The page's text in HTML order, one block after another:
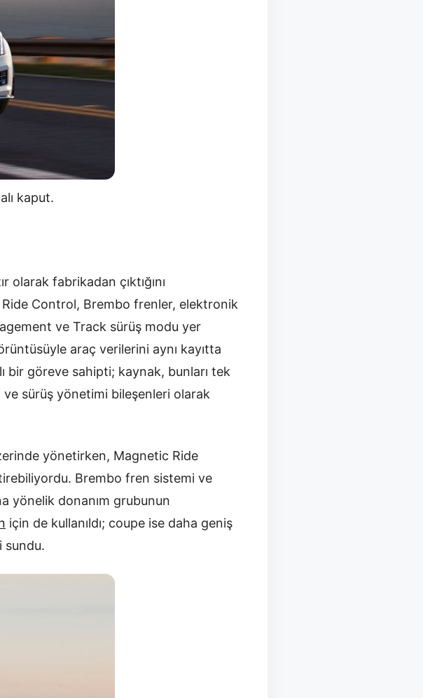
kaput.
olarak fabrikadan çıktığını
Control, Brembo frenler, elektronik
ve Track sürüş modu yer
araç verilerini aynı kayıtta
bir göreve sahipti; kaynak, bunları tek
sürüş yönetimi bileşenleri olarak
yönetirken, Magnetic Ride
Brembo fren sistemi ve
yönelik donanım grubunun
için de kullanıldı; coupe ise daha geniş
sundu.